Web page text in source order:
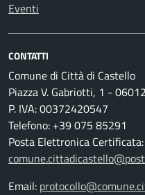
Eventi
CONTATTI
Comune di Città di Castello
Piazza V. Gabriotti, 1 -
P. IVA: 00372420547
Telefono: +39 075 85291
Posta Elettronica Certificata:
Email: